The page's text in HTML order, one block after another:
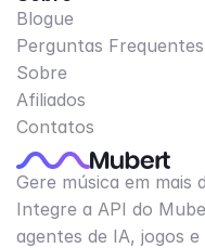
Blogue
Perguntas Frequentes
Sobre
Afiliados
Contatos
Gere música em mais
Integre a API do
agentes de IA, jogos